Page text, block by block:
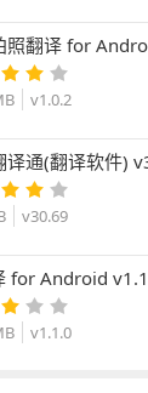
照翻译 for
v1.0.2
译通(翻译软件)
v30.69
for Android
v1.1.0